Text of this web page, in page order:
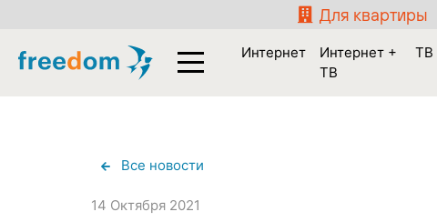
Для квартиры
Все новости
14 Октября 2021
Интернет
Интернет +
ТВ
ТВ